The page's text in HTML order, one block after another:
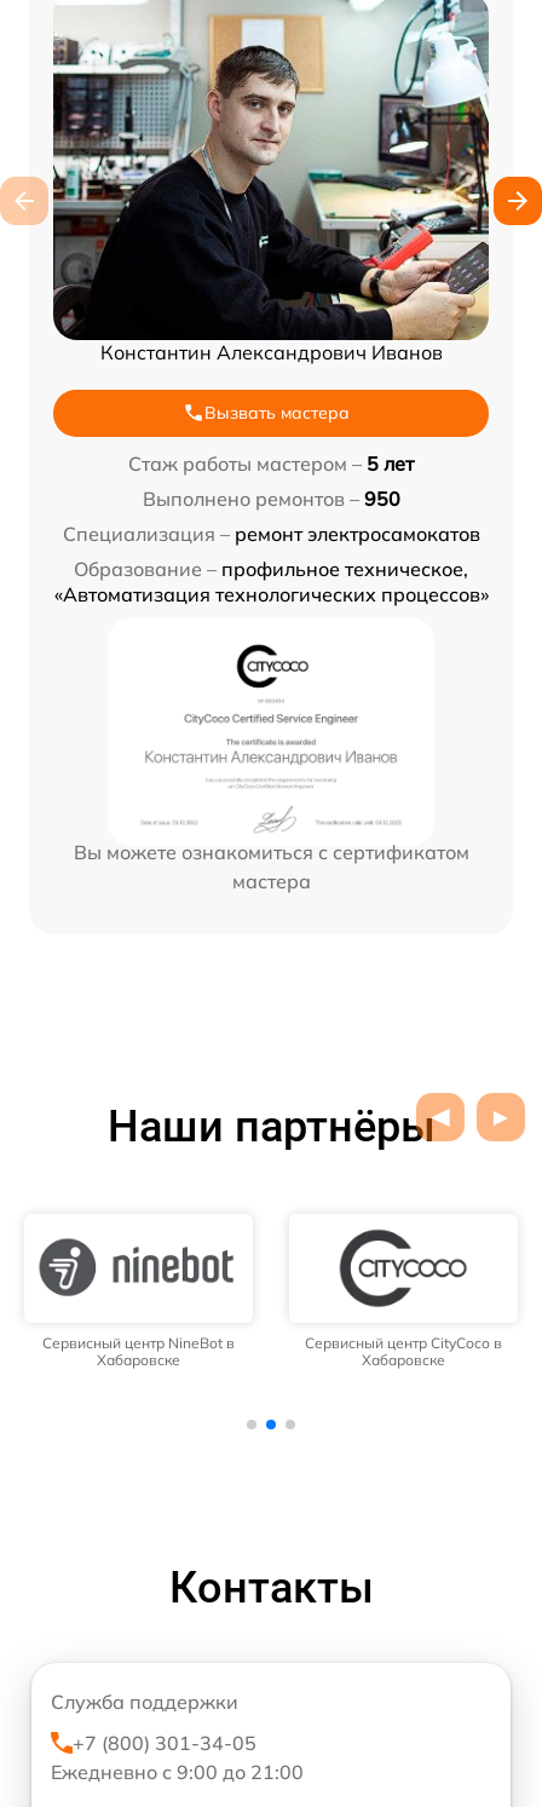
Константин Александрович Иванов
Вызвать мастера
Стаж работы мастером – 5 лет
Выполнено ремонтов – 950
Специализация – ремонт электросамокатов
Образование – профильное техническое,
«Автоматизация технологических процессов»
Вы можете ознакомиться с сертификатом
мастера
Наши партнёры
Сервисный центр NineBot в
Хабаровске
Сервисный центр CityCoco в
Хабаровске
Контакты
Служба поддержки
+7 (800) 301-34-05
Ежедневно с 9:00 до 21:00